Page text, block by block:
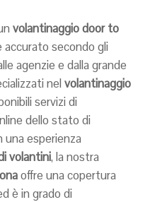
volantinaggio door to
secondo gli
agenzie e dalla grande
nel volantinaggio
servizi di
dello stato di
esperienza
volantini, la nostra
offre una copertura
è in grado di